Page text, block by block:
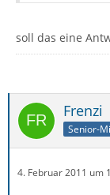
soll das eine
Frenzi
Senior-
4. Februar 2011 um